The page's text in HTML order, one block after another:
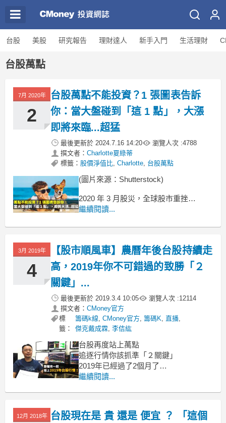
台股 美股 研究報告 理財達人 新手入門 生活理財
台股萬點
7月 2020年
2
台股萬點不能投資？1 張圖表告訴
你：當大盤碰到「這 1 點」，大漲
即將來臨...超猛
最後更新於 2024.7.16 14:20 瀏覽人次 :4788
撰文者： Charlotte夏綠蒂
標籤： 股價淨值比, Charlotte, 台股萬點
(圖片來源：Shutterstock)
2020 年 3 月股災，全球股市重挫
新冠肺炎首宗感染個案發病時間是 2019
後來相關人員在中國大陸的武漢海鮮市
爾後數個月在全球大流行，變成一場大
瘟疫，
繼續閱讀...
3月 2019年
4
【股市順風車】農曆年後台股持續走
高，2019年你不可錯過的致勝「２
關鍵」...
最後更新於 2019.3.4 10:05 瀏覽人次 :12114
撰文者： CMoney官方
標
籤：
籌碼k線,CMoney官方,籌碼K, 直播,
傑克戴成霖,李佶紘
台股再度站上萬點
追逐行情你該抓準「２關鍵」
2019年已經過了2個月了
加權指數可說是一路走強
繼續閱讀...
12月 2018年
台股現在是 貴 還是 便宜 ？ 「這個